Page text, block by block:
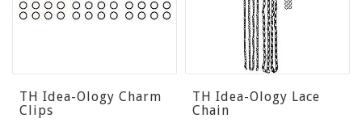
TH Idea-Ology Charm
Clips
TH Idea-Ology Lace
Chain